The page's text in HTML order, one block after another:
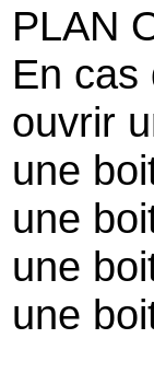
PLAN
En cas
ouvrir
une
une
une
une